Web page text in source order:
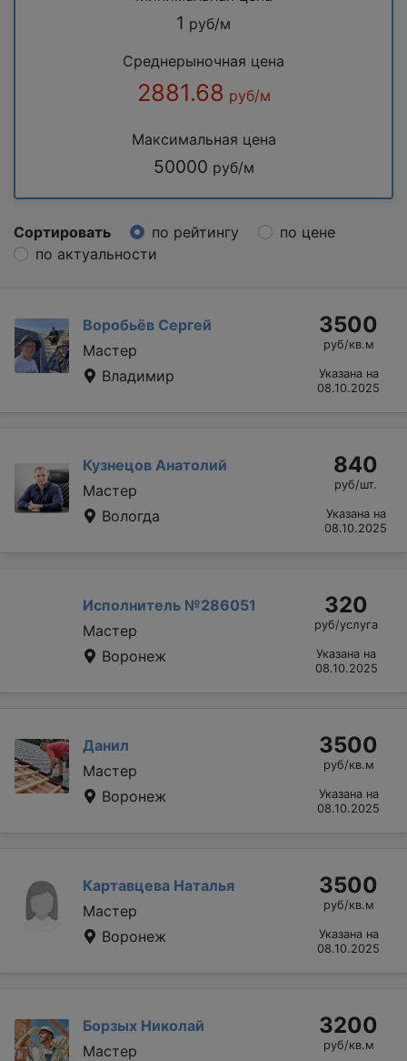
1 руб/м
Среднерыночная цена
2881.68 руб/м
Максимальная цена
50000 руб/м
Сортировать по рейтингу
по цене
по актуальности
Воробьёв Сергей
Мастер
Владимир
3500
руб/кв.м
Указана на
08.10.2025
Кузнецов Анатолий
Мастер
Вологда
840
руб/шт.
Указана на
08.10.2025
Исполнитель №286051
Мастер
Воронеж
320
руб/услуга
Указана на
08.10.2025
Данил
Мастер
Воронеж
3500
руб/кв.м
Указана на
08.10.2025
Картавцева Наталья
Мастер
Воронеж
3500
руб/кв.м
Указана на
08.10.2025
Борзых Николай
Мастер
3200
руб/кв.м